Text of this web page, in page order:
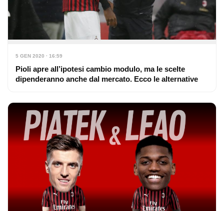
5 GEN 2020 · 16:59
Pioli apre all’ipotesi cambio modulo, ma le scelte
dipenderanno anche dal mercato. Ecco le alternative